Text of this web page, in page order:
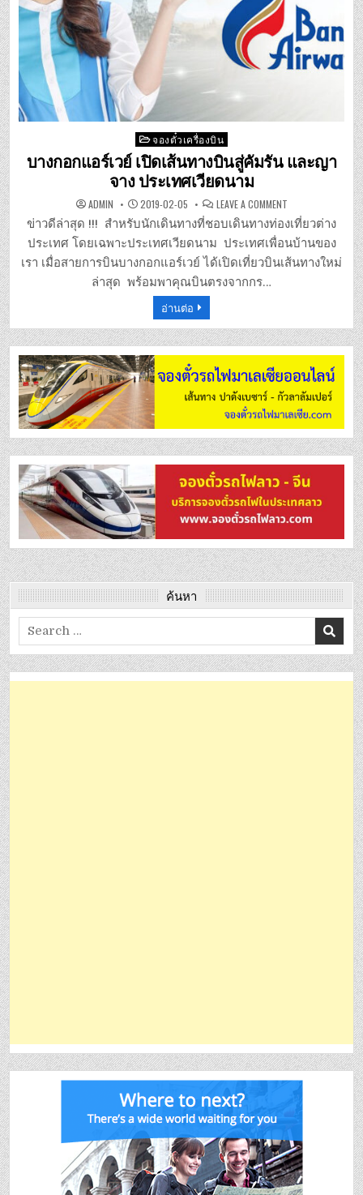
Posted
in
จองตั๋วเครื่องบิน
บางกอกแอร์เวย์ เปิดเส้นทางบินสู่คัมรัน และญา
จาง ประเทศเวียดนาม
ADMIN 2019-02-05 LEAVE A COMMENTON
บาง
กอก
แอร์
เวย์
เปิด
เส้น
ทาง
ญา
จาง
ประเทศ
เวียดนาม
ข่าวดีล่าสุด !!! สำหรับนักเดินทางที่ชอบเดินทางท่องเที่ยวต่าง
ประเทศ โดยเฉพาะประเทศเวียดนาม ประเทศเพื่อนบ้านของ
เรา เมื่อสายการบินบางกอกแอร์เวย์ ได้เปิดเที่ยวบินเส้นทางใหม่
ล่าสุด พร้อมพาคุณบินตรงจากกร…
อ่านต่อ
ค้นหา
Search
for: